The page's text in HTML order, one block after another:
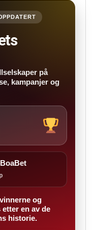
på
kampanjer og
BoaBet
og
en av de
historie.